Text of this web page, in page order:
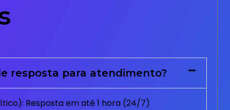
resposta para atendimento?
Resposta em até 1 hora (24/7)